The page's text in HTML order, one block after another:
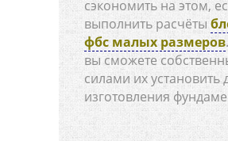
сэкономить на этом,
выполнить расчёты
фбс малых размеров
вы сможете
силами их установить
изготовления